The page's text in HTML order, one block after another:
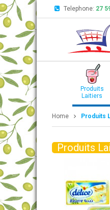
Telephone: 27
Produits
Laitiers
Home Produits
Produits